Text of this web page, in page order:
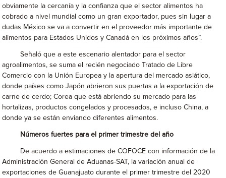
obviamente la cercanía y la confianza que el sector alimentos ha
cobrado a nivel mundial como un gran exportador, pues sin lugar a
dudas México se va a convertir en el proveedor más importante de
alimentos para Estados Unidos y Canadá en los próximos años”.
Señaló que a este escenario alentador para el sector
agroalimentos, se suma el recién negociado Tratado de Libre
Comercio con la Unión Europea y la apertura del mercado asiático,
donde países como Japón abrieron sus puertas a la exportación de
carne de cerdo; Corea que está abriendo su mercado para las
hortalizas, productos congelados y procesados, e incluso China, a
donde ya se están enviando diferentes alimentos.
Números fuertes para el primer trimestre del año
De acuerdo a estimaciones de COFOCE con información de la
Administración General de Aduanas-SAT, la variación anual de
exportaciones de Guanajuato durante el primer trimestre del 2020